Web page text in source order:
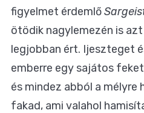
figyelmet érdemlő
ötödik nagylemezén is
legjobban ért. Ijeszteget
emberre egy sajátos
és mindez abból a
fakad, ami valahol